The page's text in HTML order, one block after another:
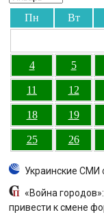
Пн Вт
4 5
11 12
18 19
25 26
Украинские СМИ
«Война
привести к смене